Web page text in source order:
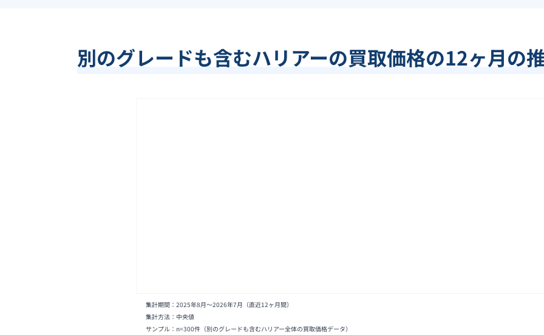
別のグレードも含むハリアーの買取価格の12ヶ月の
集計期間： 2025年8月〜2026年7月 （直近12ヶ月間）
集計方法：中央値
サンプル：n=300件 （別のグレードも含むハリアー全体の買取価格データ）